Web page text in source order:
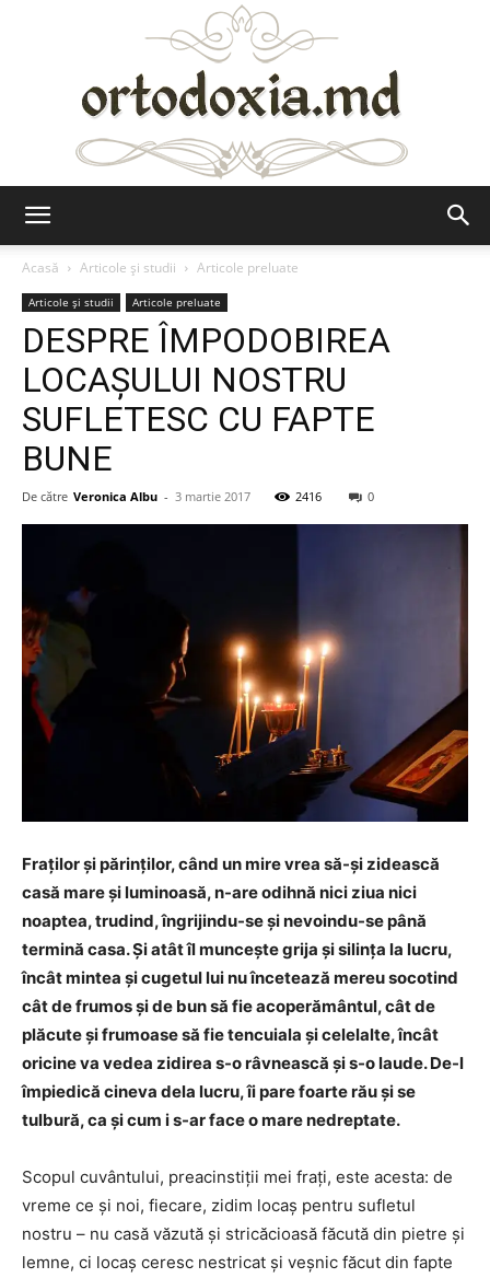
Acasă
Articole şi studii Articole preluate
Articole şi studii Articole preluate
DESPRE ÎMPODOBIREA
LOCAȘULUI NOSTRU
SUFLETESC CU FAPTE
BUNE
De către Veronica Albu - 3 martie 2017 2416 0
Fraţilor și părinţilor, când un mire vrea să-şi zidească
casă mare şi luminoasă, n-are odihnă nici ziua nici
noaptea, trudind, îngrijindu-se şi nevoindu-se până
termină casa. Şi atât îl munceşte grija şi silinţa la lucru,
încât mintea şi cugetul lui nu încetează mereu socotind
cât de frumos şi de bun să fie acoperământul, cât de
plăcute şi frumoase să fie tencuiala şi celelalte, încât
oricine va vedea zidirea s-o râvnească şi s-o laude. De-l
împiedică cineva dela lucru, îi pare foarte rău şi se
tulbură, ca şi cum i s-ar face o mare nedreptate.
Scopul cuvântului, preacinstiţii mei fraţi, este acesta: de
vreme ce şi noi, fiecare, zidim locaş pentru sufletul
nostru – nu casă văzută şi stricăcioasă făcută din pietre și
lemne, ci locaş ceresc nestricat şi veşnic făcut din fapte